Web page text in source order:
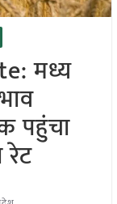
मध्य
पहुंचा